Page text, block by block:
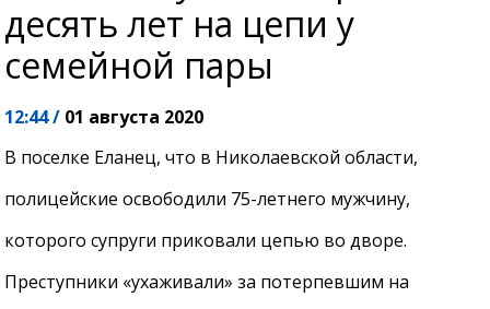
десять лет на цепи у
семейной пары
12:44 / 01 августа 2020
В поселке Еланец, что в Николаевской области,
полицейские освободили 75-летнего мужчину,
которого супруги приковали цепью во дворе.
Преступники «ухаживали» за потерпевшим на